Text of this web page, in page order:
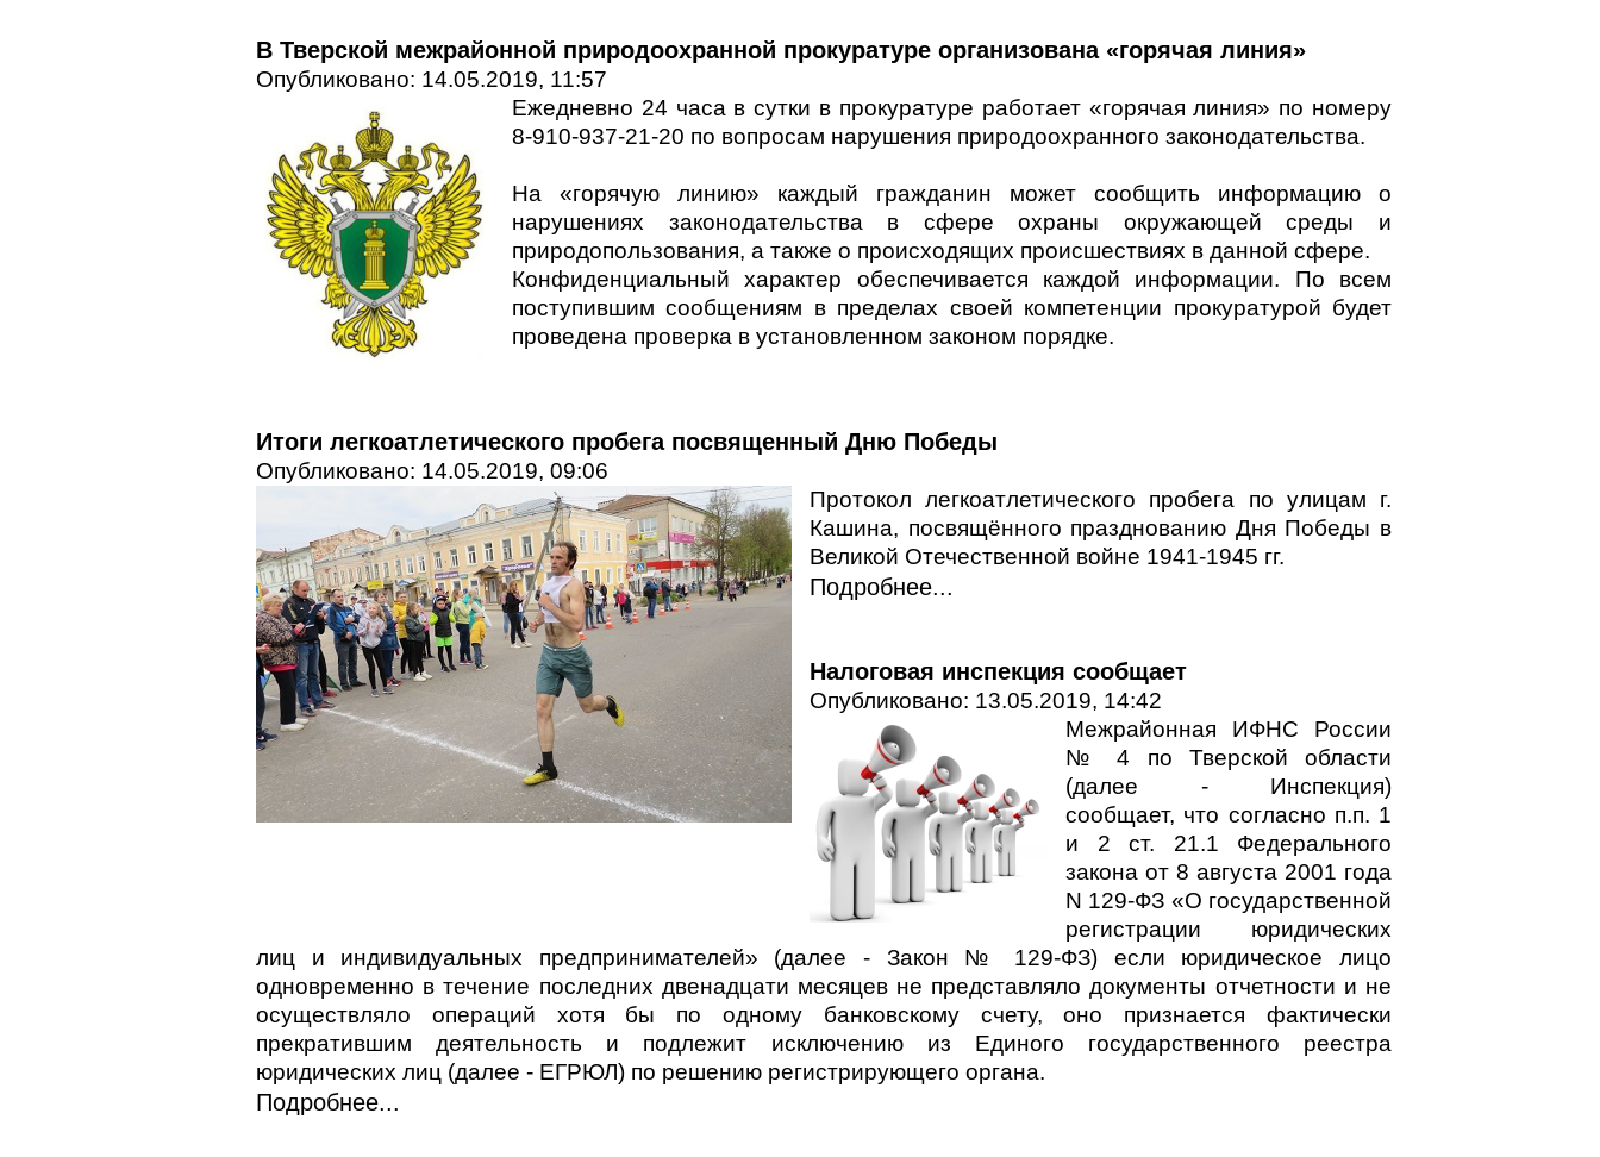
В Тверской межрайонной природоохранной прокуратуре организована «горячая линия»
Опубликовано: 14.05.2019, 11:57
Ежедневно 24 часа в сутки в прокуратуре работает «горячая линия» по номеру
8-910-937-21-20 по вопросам нарушения природоохранного законодательства.
На «горячую линию» каждый гражданин может сообщить информацию о
нарушениях законодательства в сфере охраны окружающей среды и
природопользования, а также о происходящих происшествиях в данной сфере.
Конфиденциальный характер обеспечивается каждой информации. По всем
поступившим сообщениям в пределах своей компетенции прокуратурой будет
проведена проверка в установленном законом порядке.
Итоги легкоатлетического пробега посвященный Дню Победы
Опубликовано: 14.05.2019, 09:06
Протокол легкоатлетического пробега по улицам г.
Кашина, посвящённого празднованию Дня Победы в
Великой Отечественной войне 1941-1945 гг.
Подробнее...
Налоговая инспекция сообщает
Опубликовано: 13.05.2019, 14:42
Межрайонная ИФНС России
№ 4 по Тверской области
(далее - Инспекция)
сообщает, что согласно п.п. 1
и 2 ст. 21.1 Федерального
закона от 8 августа 2001 года
N 129-ФЗ «О государственной
регистрации юридических
лиц и индивидуальных предпринимателей» (далее - Закон № 129-ФЗ) если юридическое лицо
одновременно в течение последних двенадцати месяцев не представляло документы отчетности и не
осуществляло операций хотя бы по одному банковскому счету, оно признается фактически
прекратившим деятельность и подлежит исключению из Единого государственного реестра
юридических лиц (далее - ЕГРЮЛ) по решению регистрирующего органа.
Подробнее...